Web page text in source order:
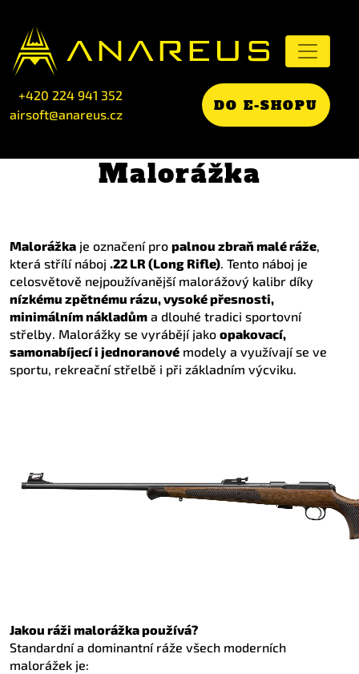
+420 224 941 352
airsoft@anareus.cz
DO E-SHOPU
Malorážka
Malorážka je označení pro palnou zbraň malé ráže,
která střílí náboj .22 LR (Long Rifle). Tento náboj je
celosvětově nejpoužívanější malorážový kalibr díky
nízkému zpětnému rázu, vysoké přesnosti,
minimálním nákladům a dlouhé tradici sportovní
střelby. Malorážky se vyrábějí jako opakovací,
samonabíjecí i jednoranové modely a využívají se ve
sportu, rekreační střelbě i při základním výcviku.
Jakou ráži malorážka používá?
Standardní a dominantní ráže všech moderních
malorážek je: